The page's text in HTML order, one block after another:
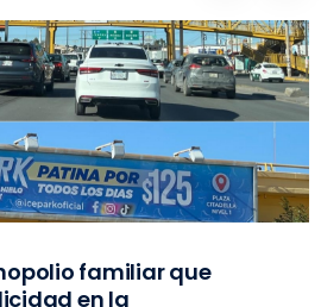
familiar que
en la